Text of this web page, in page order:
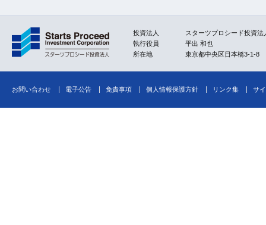
投資法人
スターツプロシード投資法
執行役員
平出 和也
所在地
東京都中央区日本橋3-1-8
お問い合わせ 電子公告 免責事項 個人情報保護方針 リンク集 サ